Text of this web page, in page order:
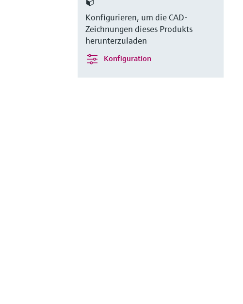
Konfigurieren, um die CAD-
Zeichnungen dieses Produkts
herunterzuladen
Konfiguration